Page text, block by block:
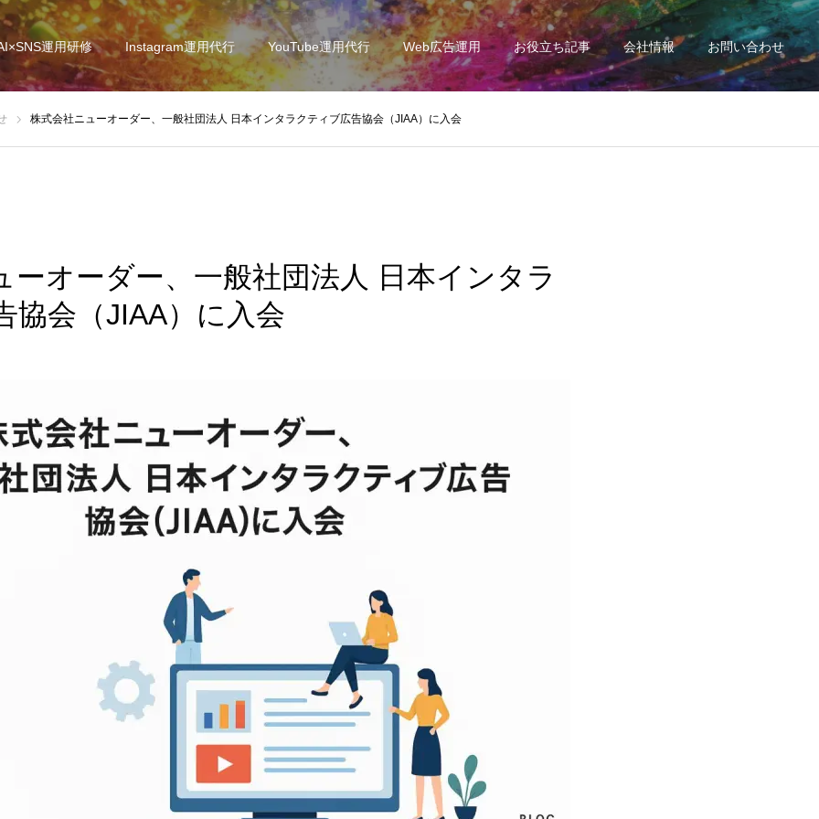
運用研修 Instagram運用代行 YouTube運用代行 Web広告運用 お役立ち記事 会社情報 お問い合わせ
株式会社ニューオーダー、一般社団法人 日本インタラクティブ広告協会（JIAA）に入会
ーオーダー、一般社団法人 日本インタラ
協会（JIAA）に入会